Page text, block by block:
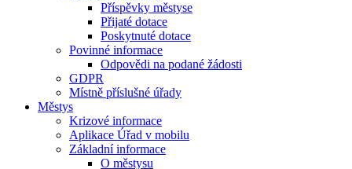
Příspěvky městyse
Přijaté dotace
Poskytnuté dotace
Povinné informace
Odpovědi na podané žádosti
GDPR
Místně příslušné úřady
Městys
Krizové informace
Aplikace Úřad v mobilu
Základní informace
O městysu